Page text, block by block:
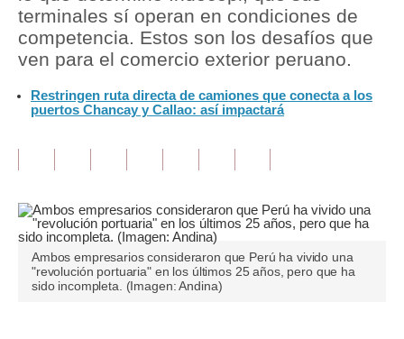
Plus G
Opinión
Editorial
Lujo
Viajes
terminales sí operan en condiciones de
competencia. Estos son los desafíos que
ven para el comercio exterior peruano.
Restringen ruta directa de camiones que conecta a los
puertos Chancay y Callao: así impactará
Ambos empresarios consideraron que Perú ha vivido una
"revolución portuaria" en los últimos 25 años, pero que ha
sido incompleta. (Imagen: Andina)